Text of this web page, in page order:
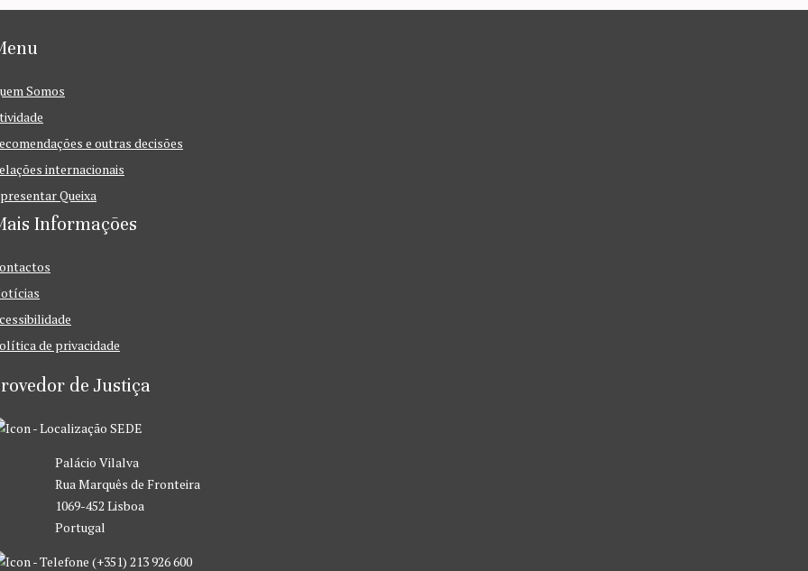
Somos
e outras decisões
internacionais
Queixa
Informações
de privacidade
de Justiça
SEDE
Palácio Vilalva
Rua Marquês de Fronteira
1069-452 Lisboa
Portugal
(+351) 213 926 600